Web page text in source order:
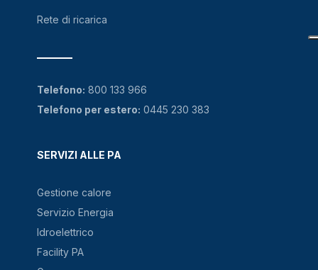
Rete di ricarica
SERVIZI ALLE PA
Gestione calore
Servizio Energia
Idroelettrico
Facility PA
Telefono: 800 133 966
Telefono per estero: 0445 230 383